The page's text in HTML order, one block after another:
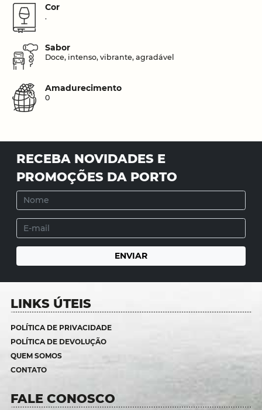
Cor
.
Sabor
Doce, intenso, vibrante, agradável
Amadurecimento
0
RECEBA NOVIDADES E
PROMOÇÕES DA PORTO
LINKS ÚTEIS
POLÍTICA DE PRIVACIDADE
POLÍTICA DE DEVOLUÇÃO
QUEM SOMOS
CONTATO
FALE CONOSCO